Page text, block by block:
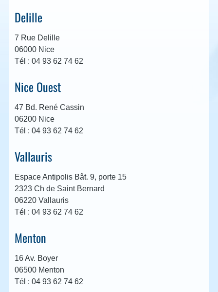
Delille
7 Rue Delille
06000 Nice
Tél : 04 93 62 74 62
Nice Ouest
47 Bd. René Cassin
06200 Nice
Tél : 04 93 62 74 62
Vallauris
Espace Antipolis Bât. 9, porte 15
2323 Ch de Saint Bernard
06220 Vallauris
Tél : 04 93 62 74 62
Menton
16 Av. Boyer
06500 Menton
Tél : 04 93 62 74 62